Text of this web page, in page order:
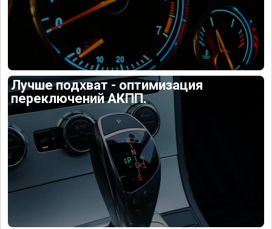
Лучше подхват - оптимизация
переключений АКПП.